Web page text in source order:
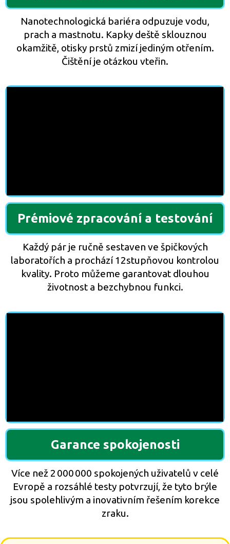
Nanotechnologická bariéra odpuzuje vodu,
prach a mastnotu. Kapky deště sklouznou
okamžitě, otisky prstů zmizí jediným otřením.
Čištění je otázkou vteřin.
Prémiové zpracování a testování
Každý pár je ručně sestaven ve špičkových
laboratořích a prochází 12stupňovou kontrolou
kvality. Proto můžeme garantovat dlouhou
životnost a bezchybnou funkci.
Garance spokojenosti
Více než 2 000 000 spokojených uživatelů v celé
Evropě a rozsáhlé testy potvrzují, že tyto brýle
jsou spolehlivým a inovativním řešením korekce
zraku.